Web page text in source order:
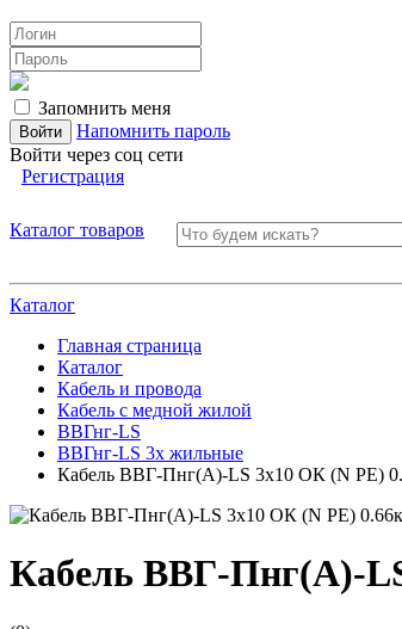
Запомнить меня
Напомнить пароль
Войти через соц сети
Регистрация
Каталог товаров
Каталог
Главная страница
Каталог
Кабель и провода
Кабель с медной жилой
ВВГнг-LS
ВВГнг-LS 3х жильные
Кабель ВВГ-Пнг(А)-LS 3х10 ОК (N PE)
Кабель ВВГ-Пнг(А)-